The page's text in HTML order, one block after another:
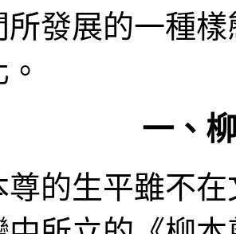
所發展的一種
一、
生平雖不在